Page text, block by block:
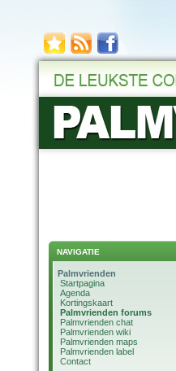
NAVIGATIE
Palmvrienden
Startpagina
Agenda
Kortingskaart
Palmvrienden forums
Palmvrienden chat
Palmvrienden wiki
Palmvrienden maps
Palmvrienden label
Contact